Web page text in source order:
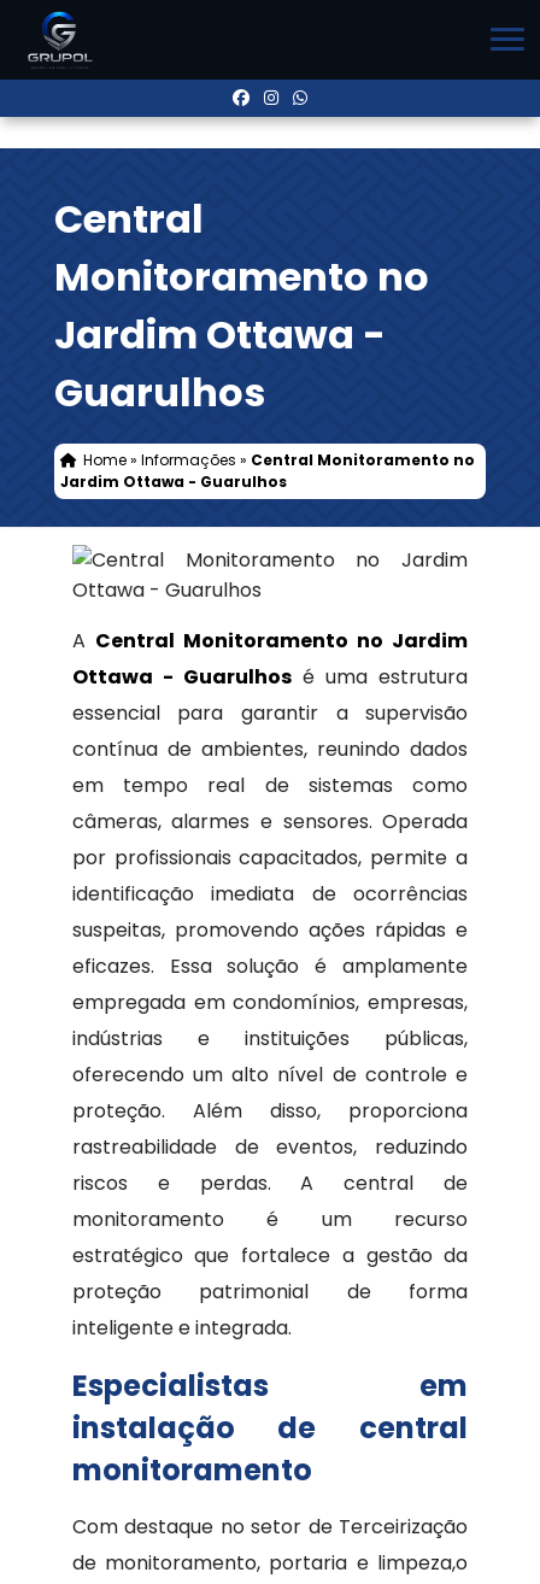
Central
Monitoramento no
Jardim Ottawa -
Guarulhos
Home» Informações » Central Monitoramento no
Jardim Ottawa - Guarulhos
A Central Monitoramento no Jardim
Ottawa - Guarulhosé uma estrutura
essencial para garantir a supervisão
contínua de ambientes, reunindo dados
em tempo real de sistemas como
câmeras, alarmes e sensores. Operada
por profissionais capacitados, permite a
identificação imediata de ocorrências
suspeitas, promovendo ações rápidas e
eficazes. Essa solução é amplamente
empregada em condomínios, empresas,
indústrias e instituições públicas,
oferecendo um alto nível de controle e
proteção. Além disso, proporciona
rastreabilidade de eventos, reduzindo
riscos e perdas. A central de
monitoramento é um recurso
estratégico que fortalece a gestão da
proteção patrimonial de forma
inteligente e integrada.
Especialistas em
instalação de central
monitoramento
Com destaque no setor de Terceirização
de monitoramento, portaria e limpeza,o